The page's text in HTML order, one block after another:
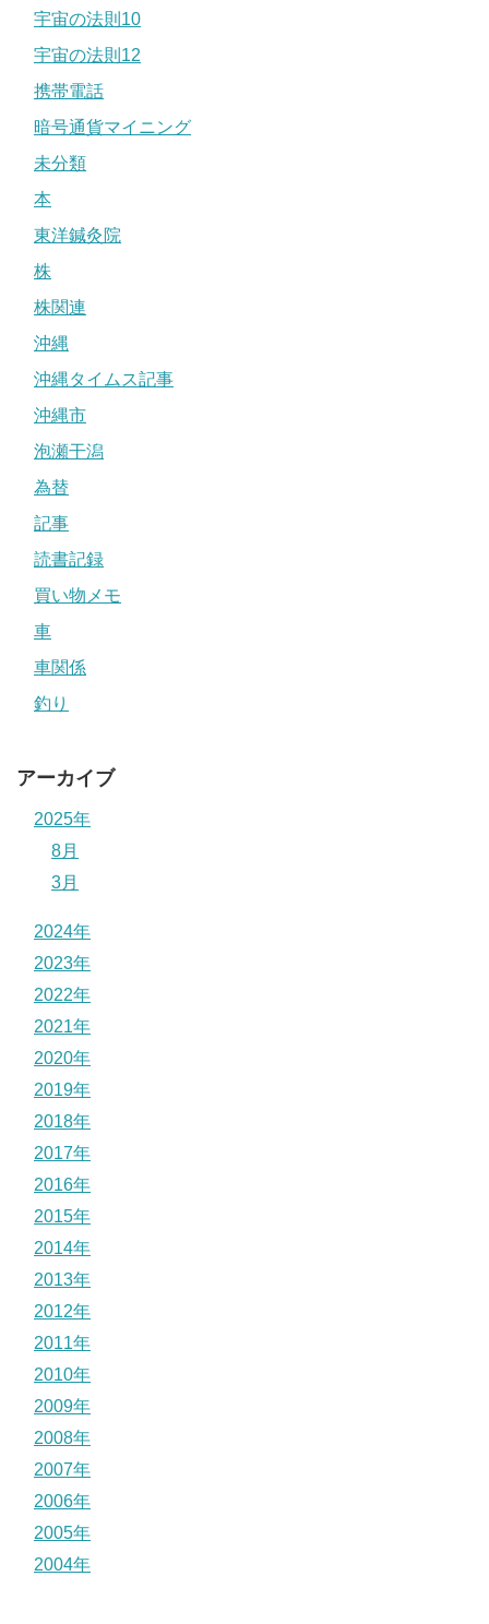
宇宙の法則10
宇宙の法則12
携帯電話
暗号通貨マイニング
未分類
本
東洋鍼灸院
株
株関連
沖縄
沖縄タイムス記事
沖縄市
泡瀬干潟
為替
記事
読書記録
買い物メモ
車
車関係
釣り
アーカイブ
2025年
8月
3月
2024年
2023年
2022年
2021年
2020年
2019年
2018年
2017年
2016年
2015年
2014年
2013年
2012年
2011年
2010年
2009年
2008年
2007年
2006年
2005年
2004年